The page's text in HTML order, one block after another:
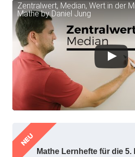
Zentralwert, Median, Wert in der
Mathe by Daniel Jung
Mathe Lernhefte für die 5.
NEU